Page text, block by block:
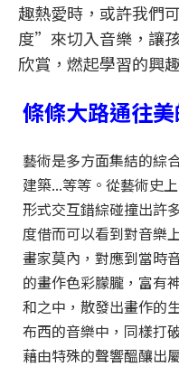
趣熱愛時，或許我們
度”來切入音樂，讓
欣賞，燃起學習的興
條條大路通往
藝術是多方面集結的綜
建築...等等。從藝術史
形式交互錯綜碰撞出許
度借而可以看到對音樂
畫家莫內，對應到當時
的畫作色彩朦朧，富有
和之中，散發出畫作的
布西的音樂中，同樣打
藉由特殊的聲響醞釀出